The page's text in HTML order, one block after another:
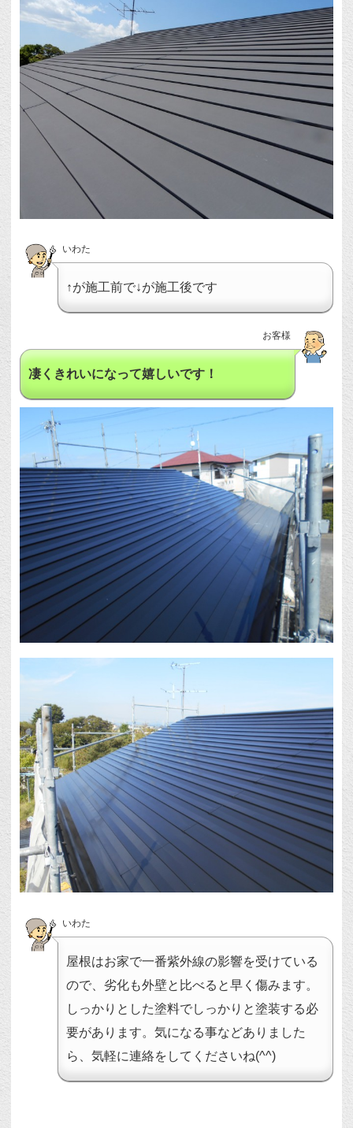
いわた
↑が施工前で↓が施工後です
お客様
凄くきれいになって嬉しいです！
いわた
屋根はお家で一番紫外線の影響を受けている
ので、劣化も外壁と比べると早く傷みます。
しっかりとした塗料でしっかりと塗装する必
要があります。気になる事などありました
ら、気軽に連絡をしてくださいね(^^)